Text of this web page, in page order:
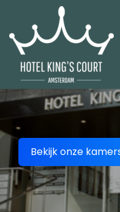
Bekijk onze